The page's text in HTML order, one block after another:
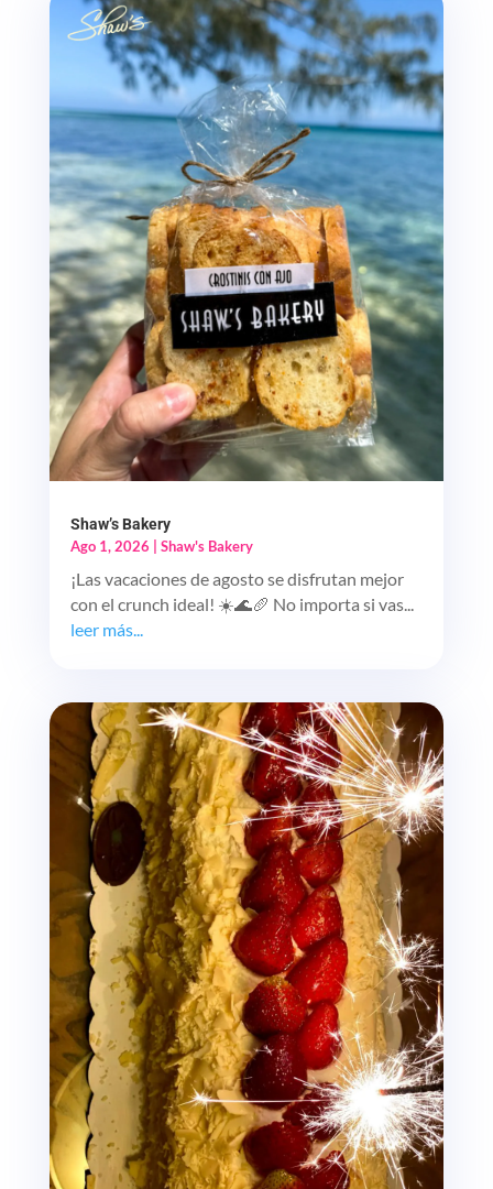
Shaw’s Bakery
Ago 1, 2026
Shaw's Bakery
¡Las vacaciones de agosto se disfrutan mejor
con el crunch ideal! ☀️🌊🥖 No importa si vas...
leer más...